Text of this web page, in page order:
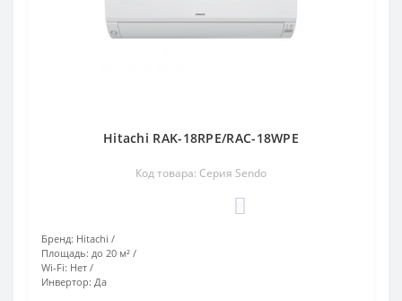
Hitachi RAK-18RPE/RAC-18WPE
Код товара: Серия Sendo
Бренд: Hitachi
Площадь: до 20 м²
Wi-Fi: Нет
Инвертор: Да